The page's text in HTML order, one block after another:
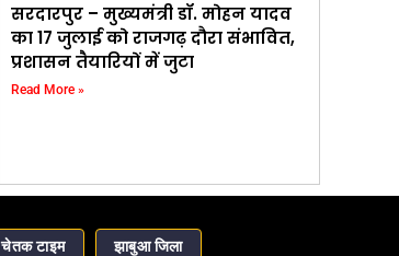
सरदारपुर – मुख्यमंत्री डॉ. मोहन यादव
का 17 जुलाई को राजगढ़ दौरा संभावित,
प्रशासन तैयारियों में जुटा
Read More »
चेतक टाइम झाबुआ जिला